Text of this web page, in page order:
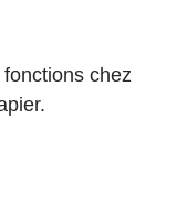
chez